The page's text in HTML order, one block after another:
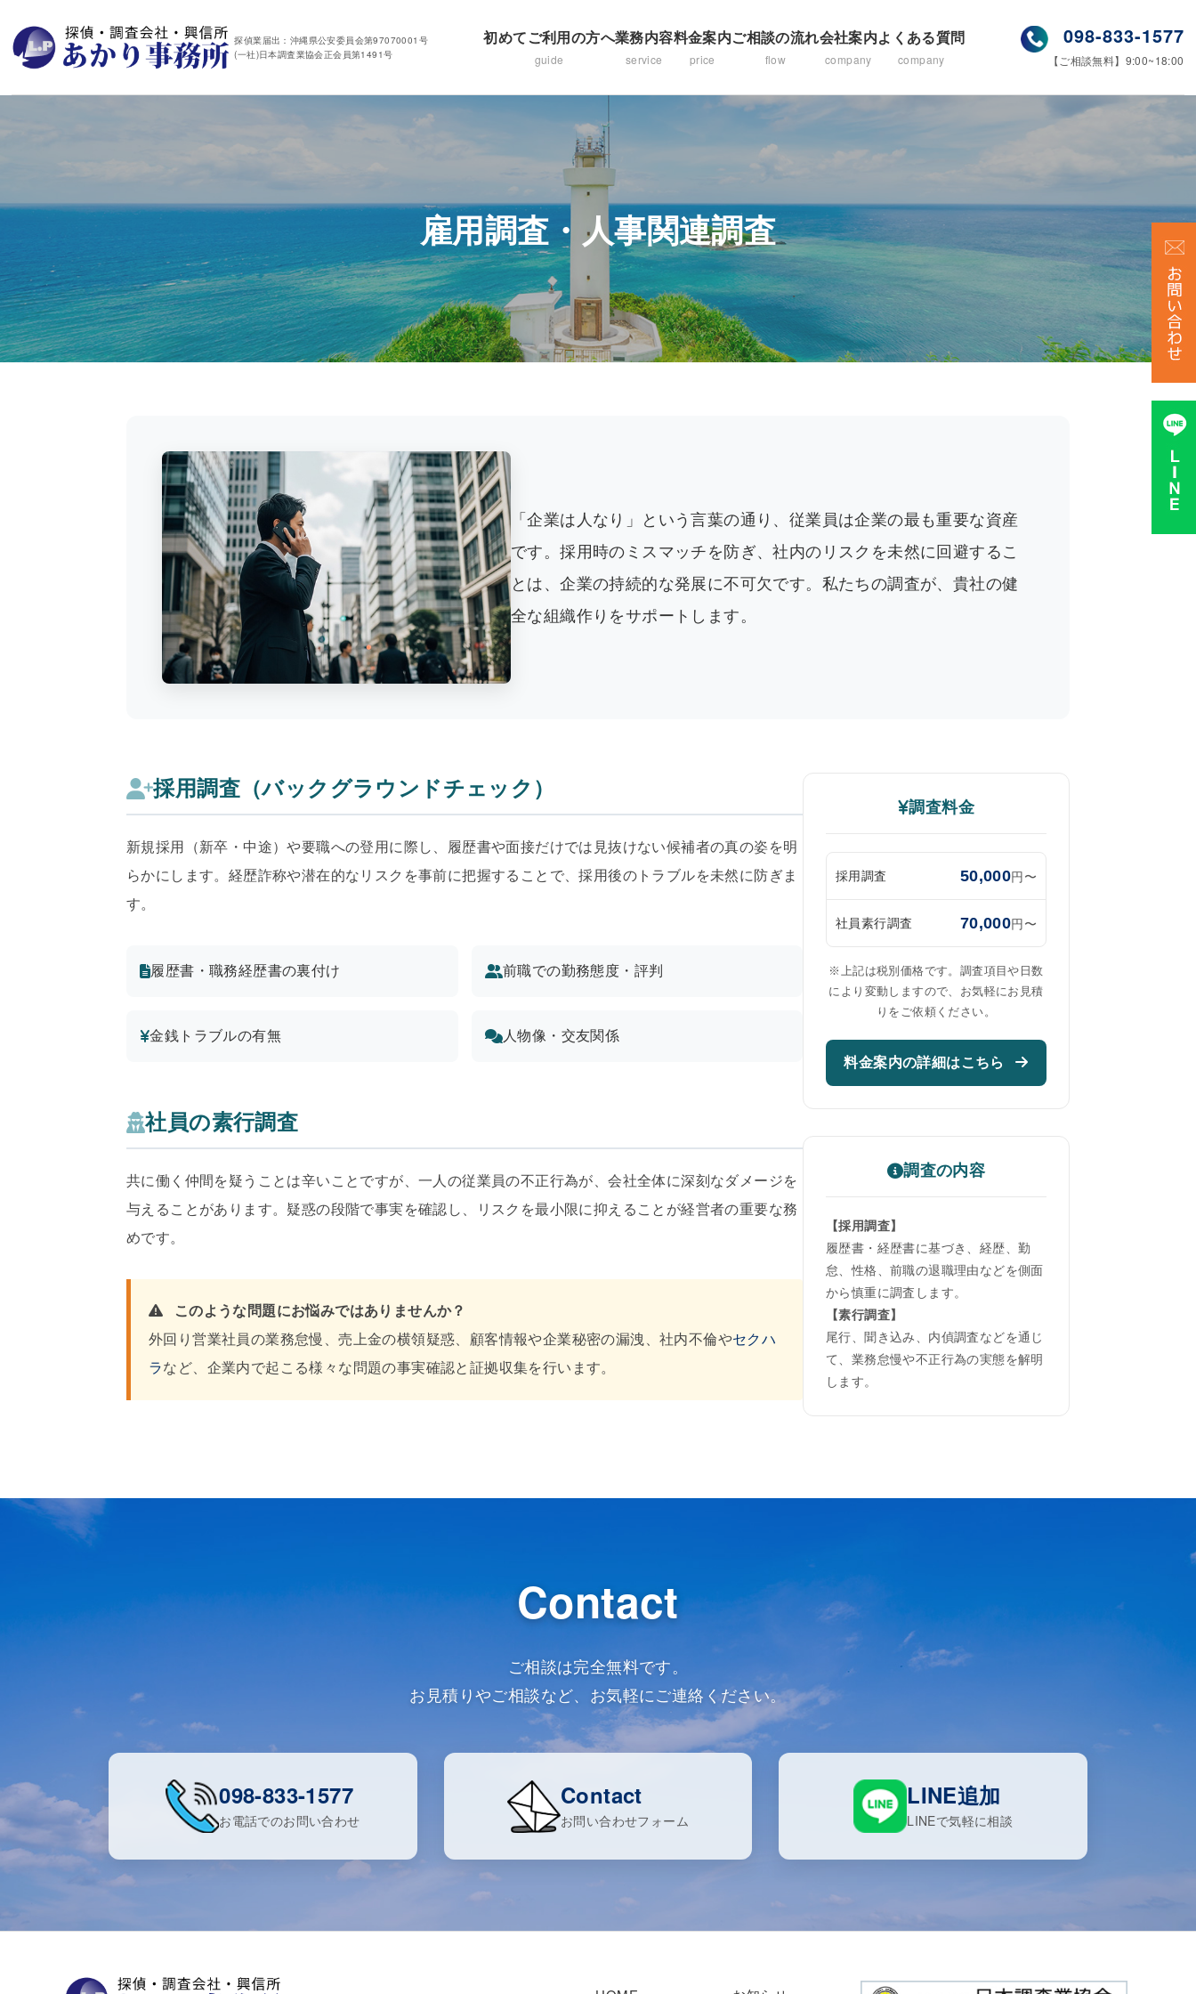
探偵業届出：沖縄県公安委員会第97070001号
(一社)日本調査業協会正会員第1491号
初めてご利用の方へ
guide
業務内容
service
料金案内
price
ご相談の流れ
flow
会社案内
company
よくある質問
company
098-833-1577
【ご相談無料】9:00~18:00
雇用調査・人事関連調査
「企業は人なり」という言葉の通り、従業員は企業の最も重要な資産
です。採用時のミスマッチを防ぎ、社内のリスクを未然に回避するこ
とは、企業の持続的な発展に不可欠です。私たちの調査が、貴社の健
全な組織作りをサポートします。
採用調査（バックグラウンドチェック）
新規採用（新卒・中途）や要職への登用に際し、履歴書や面接だけでは見抜けない候補者の真の姿を明
らかにします。経歴詐称や潜在的なリスクを事前に把握することで、採用後のトラブルを未然に防ぎま
す。
履歴書・職務経歴書の裏付け 前職での勤務態度・評判
金銭トラブルの有無 人物像・交友関係
社員の素行調査
共に働く仲間を疑うことは辛いことですが、一人の従業員の不正行為が、会社全体に深刻なダメージを
与えることがあります。疑惑の段階で事実を確認し、リスクを最小限に抑えることが経営者の重要な務
めです。
このような問題にお悩みではありませんか？
外回り営業社員の業務怠慢、売上金の横領疑惑、顧客情報や企業秘密の漏洩、社内不倫やセクハ
ラなど、企業内で起こる様々な問題の事実確認と証拠収集を行います。
調査料金
採用調査 50,000円〜
社員素行調査 70,000円〜
※上記は税別価格です。調査項目や日数
により変動しますので、お気軽にお見積
りをご依頼ください。
料金案内の詳細はこちら
調査の内容
【採用調査】
履歴書・経歴書に基づき、経歴、勤
怠、性格、前職の退職理由などを側面
から慎重に調査します。
【素行調査】
尾行、聞き込み、内偵調査などを通じ
て、業務怠慢や不正行為の実態を解明
します。
Contact
ご相談は完全無料です。
お見積りやご相談など、お気軽にご連絡ください。
098-833-1577
お電話でのお問い合わせ
Contact
お問い合わせフォーム
LINE追加
LINEで気軽に相談